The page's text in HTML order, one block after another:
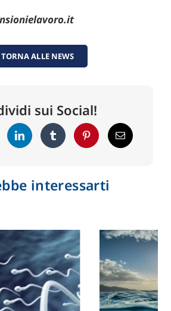
TORNA ALLE NEWS
sui Social!
interessarti